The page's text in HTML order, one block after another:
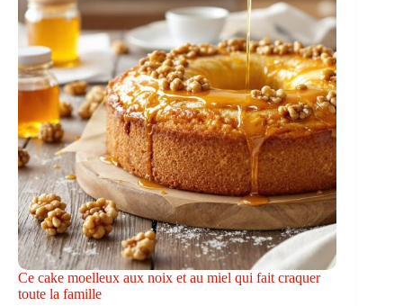
Ce cake moelleux aux noix et au miel qui fait craquer
toute la famille